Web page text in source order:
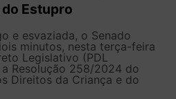
do Estupro
e esvaziada, o Senado
minutos, nesta terça-feira
Legislativo (PDL
Resolução 258/2024 do
Direitos da Criança e do